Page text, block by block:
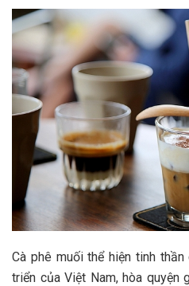
Cà phê muối thể hiện tinh
triển của Việt Nam, hòa quyện